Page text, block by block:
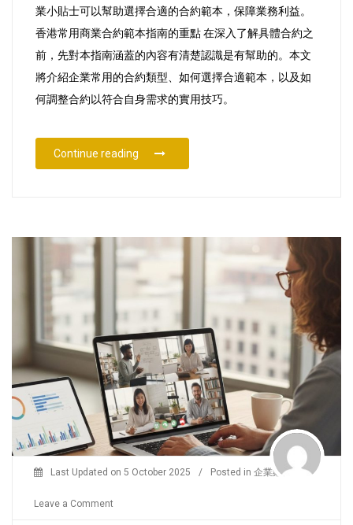
業小貼士可以幫助選擇合適的合約範本，保障業務利益。
香港常用商業合約範本指南的重點 在深入了解具體合約之
前，先對本指南涵蓋的內容有清楚認識是有幫助的。本文
將介紹企業常用的合約類型、如何選擇合適範本，以及如
何調整合約以符合自身需求的實用技巧。
Continue reading “香港常用商業合約範本指南”
Last Updated on 5 October 2025 / Posted in 企業經營 /
Leave a Comment